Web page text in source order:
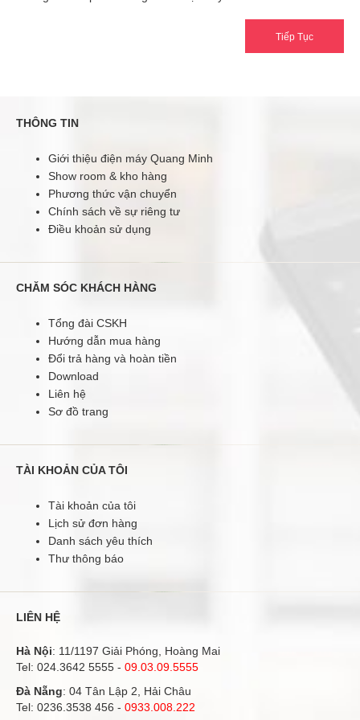
Tiếp Tục
THÔNG TIN
Giới thiệu điện máy Quang Minh
Show room & kho hàng
Phương thức vận chuyển
Chính sách về sự riêng tư
Điều khoản sử dụng
CHĂM SÓC KHÁCH HÀNG
Tổng đài CSKH
Hướng dẫn mua hàng
Đổi trả hàng và hoàn tiền
Download
Liên hệ
Sơ đồ trang
TÀI KHOẢN CỦA TÔI
Tài khoản của tôi
Lịch sử đơn hàng
Danh sách yêu thích
Thư thông báo
LIÊN HỆ
Hà Nội: 11/1197 Giải Phóng, Hoàng Mai
Tel: 024.3642 5555 - 09.03.09.5555
Đà Nẵng: 04 Tân Lập 2, Hải Châu
Tel: 0236.3538 456 - 0933.008.222